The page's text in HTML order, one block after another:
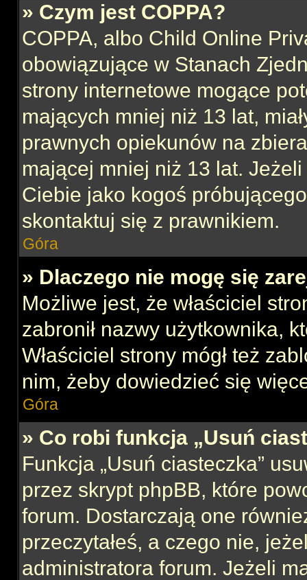
» Czym jest COPPA?
COPPA, albo Child Online
obowiązujące w Stanach
strony internetowe mogące
mających mniej niż 13 lat,
prawnych opiekunów na
mającej mniej niż 13 lat.
Ciebie jako kogoś
skontaktuj się z prawnikiem.
Góra
» Dlaczego nie mogę się
Możliwe jest, że właściciel
zabronił nazwy użytkownika,
Właściciel strony mógł też
nim, żeby dowiedzieć się
Góra
» Co robi funkcja „Usuń
Funkcja „Usuń ciasteczka”
przez skrypt phpBB, które
forum. Dostarczają one
przeczytałeś, a czego nie,
administratora forum. Jeżeli